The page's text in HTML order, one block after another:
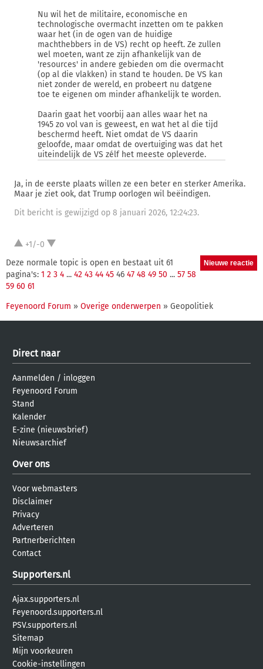
Nu wil het de militaire, economische en
technologische overmacht inzetten om te pakken
waar het (in de ogen van de huidige
machthebbers in de VS) recht op heeft. Ze zullen
wel moeten, want ze zijn afhankelijk van de
'resources' in andere gebieden om die overmacht
(op al die vlakken) in stand te houden. De VS kan
niet zonder de wereld, en probeert nu datgene
toe te eigenen om minder afhankelijk te worden.
Daarin gaat het voorbij aan alles waar het na
1945 zo vol van is geweest, en wat het al die tijd
beschermd heeft. Niet omdat de VS daarin
geloofde, maar omdat de overtuiging was dat het
uiteindelijk de VS zélf het meeste opleverde.
Ja, in de eerste plaats willen ze een beter en sterker Amerika.
Maar je ziet ook, dat Trump oorlogen wil beëindigen.
Dit bericht is gewijzigd op 8 januari 2026, 12:24:23.
+1/-0
Deze normale topic is open en bestaat uit 61
pagina's: 1 2 3 4 ... 42 43 44 45 46 47 48 49 50 ... 57 58
59 60 61
Feyenoord Forum » Overige onderwerpen » Geopolitiek
Direct naar
Aanmelden / inloggen
Feyenoord Forum
Stand
Kalender
E-zine (nieuwsbrief)
Nieuwsarchief
Over ons
Voor webmasters
Disclaimer
Privacy
Adverteren
Partnerberichten
Contact
Supporters.nl
Ajax.supporters.nl
Feyenoord.supporters.nl
PSV.supporters.nl
Sitemap
Mijn voorkeuren
Cookie-instellingen